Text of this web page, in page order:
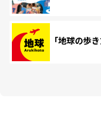
「地球の歩